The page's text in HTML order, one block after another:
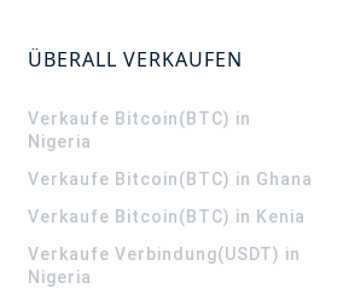
ÜBERALL VERKAUFEN
Verkaufe Bitcoin(BTC) in
Nigeria
Verkaufe Bitcoin(BTC) in Ghana
Verkaufe Bitcoin(BTC) in Kenia
Verkaufe Verbindung(USDT) in
Nigeria